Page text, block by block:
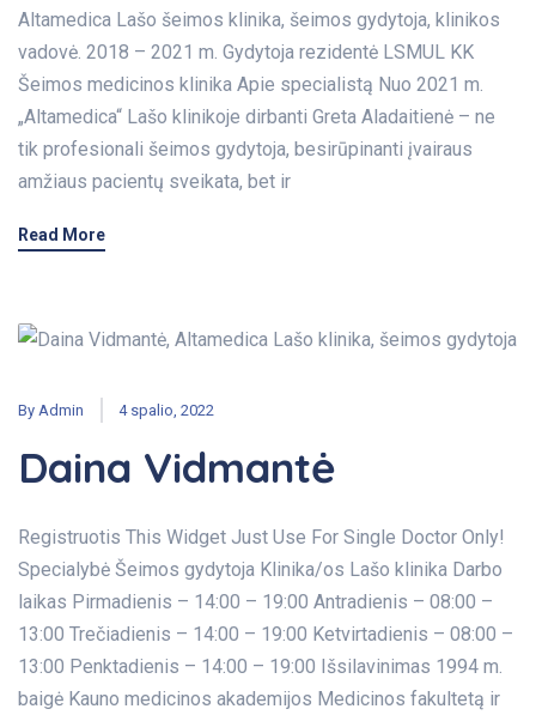
Altamedica Lašo šeimos klinika, šeimos gydytoja, klinikos
vadovė. 2018 – 2021 m. Gydytoja rezidentė LSMUL KK
Šeimos medicinos klinika Apie specialistą Nuo 2021 m.
„Altamedica“ Lašo klinikoje dirbanti Greta Aladaitienė – ne
tik profesionali šeimos gydytoja, besirūpinanti įvairaus
amžiaus pacientų sveikata, bet ir
Read More
By Admin 4 spalio, 2022
Daina Vidmantė
Registruotis This Widget Just Use For Single Doctor Only!
Specialybė Šeimos gydytoja Klinika/os Lašo klinika Darbo
laikas Pirmadienis – 14:00 – 19:00 Antradienis – 08:00 –
13:00 Trečiadienis – 14:00 – 19:00 Ketvirtadienis – 08:00 –
13:00 Penktadienis – 14:00 – 19:00 Išsilavinimas 1994 m.
baigė Kauno medicinos akademijos Medicinos fakultetą ir